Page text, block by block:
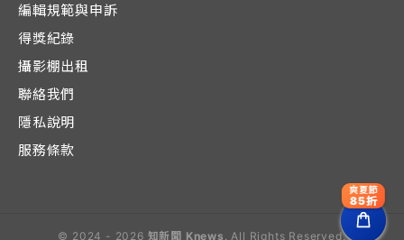
編輯規範與申訴
得獎紀錄
攝影棚出租
聯絡我們
隱私說明
服務條款
© 2024 - 2026 知新聞 Knews . All Rights Reserved.
爽夏節
85折